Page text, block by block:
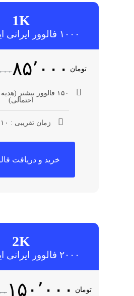
1K
۱۰۰۰ فالوور ایرانی اینستاگرام
۸۵٬۰۰۰ تومان
۱۵۰ فالوور بیشتر
احتمالی)
زمان تقریبی : ۱۰ ساعت
خرید و دریافت
2K
۲۰۰۰ فالوور ایرانی اینستاگرام
۱۵۰٬۰۰۰ تومان